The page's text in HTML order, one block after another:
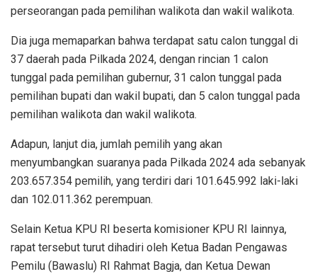
perseorangan pada pemilihan walikota dan wakil walikota.
Dia juga memaparkan bahwa terdapat satu calon tunggal di
37 daerah pada Pilkada 2024, dengan rincian 1 calon
tunggal pada pemilihan gubernur, 31 calon tunggal pada
pemilihan bupati dan wakil bupati, dan 5 calon tunggal pada
pemilihan walikota dan wakil walikota.
Adapun, lanjut dia, jumlah pemilih yang akan
menyumbangkan suaranya pada Pilkada 2024 ada sebanyak
203.657.354 pemilih, yang terdiri dari 101.645.992 laki-laki
dan 102.011.362 perempuan.
Selain Ketua KPU RI beserta komisioner KPU RI lainnya,
rapat tersebut turut dihadiri oleh Ketua Badan Pengawas
Pemilu (Bawaslu) RI Rahmat Bagja, dan Ketua Dewan